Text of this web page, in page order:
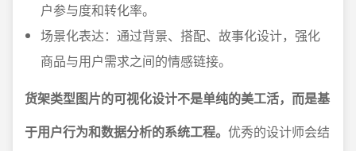
户参与度和转化率。
场景化表达：通过背景、搭配、故事化设计，强化
商品与用户需求之间的情感链接。
货架类型图片的可视化设计不是单纯的美工活，而是基
于用户行为和数据分析的系统工程。 优秀的设计师会结